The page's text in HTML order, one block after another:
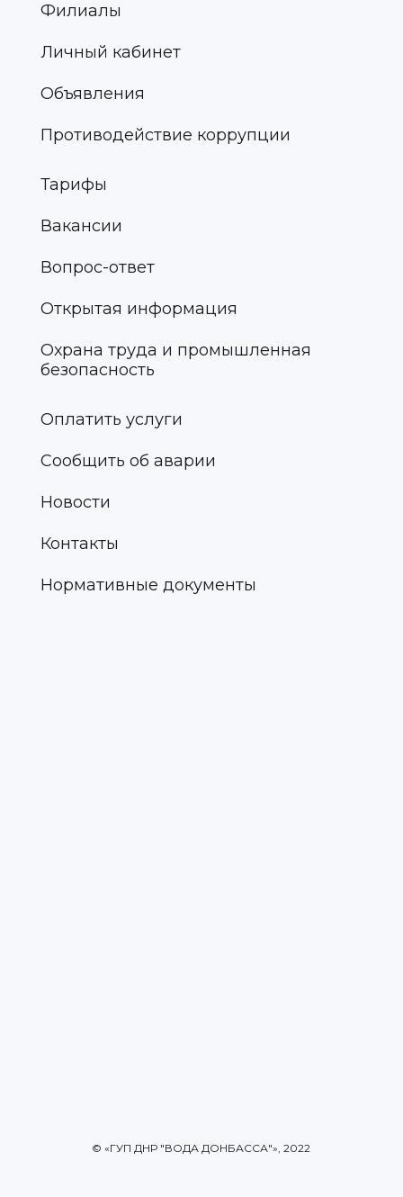
Филиалы
Личный кабинет
Объявления
Противодействие коррупции
Тарифы
Вакансии
Вопрос-ответ
Открытая информация
Охрана труда и промышленная
безопасность
Оплатить услуги
Сообщить об аварии
Новости
Контакты
Нормативные документы
© «ГУП ДНР "ВОДА ДОНБАССА"», 2022